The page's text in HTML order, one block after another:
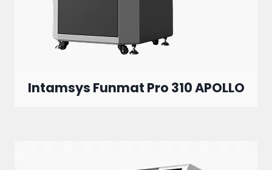
Intamsys Funmat Pro 310 APOLLO